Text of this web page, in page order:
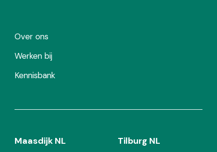
Over ons
Werken bij
Kennisbank
Maasdijk NL
Tilburg NL